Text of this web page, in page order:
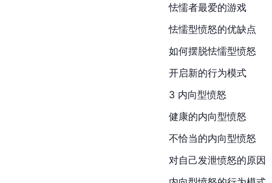
怯懦者最爱的游戏
怯懦型愤怒的优缺点
如何摆脱怯懦型愤怒
开启新的行为模式
3 内向型愤怒
健康的内向型愤怒
不恰当的内向型愤怒
对自己发泄愤怒的原因